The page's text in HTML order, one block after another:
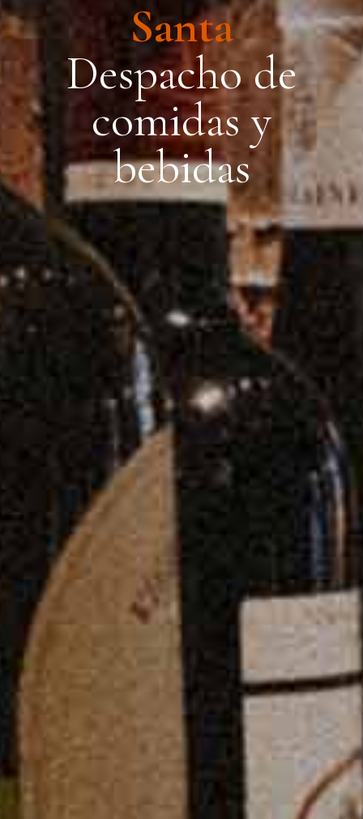
Santa
Despacho de
comidas y
bebidas